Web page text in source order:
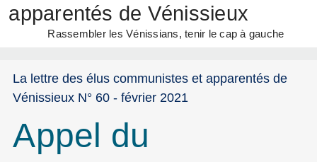
apparentés de Vénissieux
Rassembler les Vénissians, tenir le cap à gauche
La lettre des élus communistes et apparentés de
Vénissieux N° 60 - février 2021
Appel du